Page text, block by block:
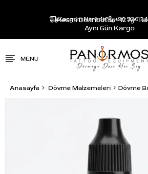
Resmi Distribütör - 12 Ay
Aynı Gün Kargo
Kargom Nerede? +90 536
Anasayfa Dövme Malzemeleri Dövme